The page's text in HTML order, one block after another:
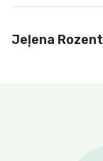
Jeļena